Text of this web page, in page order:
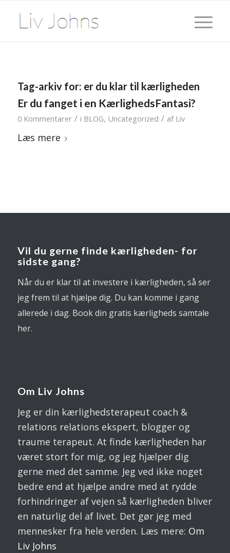
Tag-arkiv for: er du klar til kærligheden
Er du fanget i en KærlighedsFantasi?
0 Kommentarer / i BLOG, Uncategorized / af Liv
Læs mere
Vil du gerne finde kærligheden- for
sidste gang?
Når du er klar til at investere i kærligheden, så ser
jeg frem til at hjælpe dig. Du kan komme i gang
allerede i dag. Book din gratis kærligheds samtale
her.
Om Liv Johns
Jeg er din kærlighedsterapeut coach &
relations relations ekspert, blogger og
traume terapeut. At finde kærligheden har
været stort for mig, og jeg hjælper dig
gerne med det samme. Jeg ved ikke noget
bedre end at hjælpe andre med at rydde
forhindringer af vejen så kærligheden bliver
en naturlig del af livet. Det gør jeg med
mennesker fra hele verden. Læs mere: Om
Liv Johns